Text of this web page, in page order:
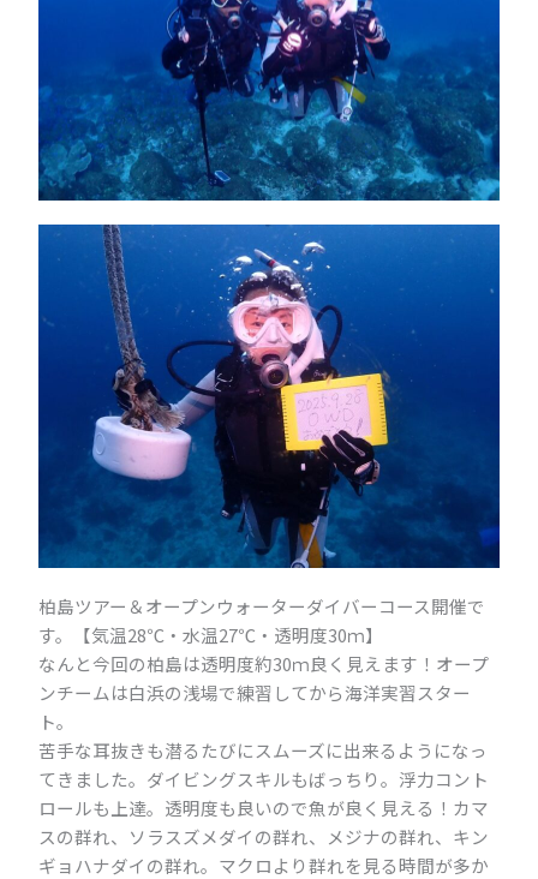
柏島ツアー＆オープンウォーターダイバーコース開催で
す。【気温28℃・水温27℃・透明度30ｍ】
なんと今回の柏島は透明度約30ｍ良く見えます！オープ
ンチームは白浜の浅場で練習してから海洋実習スター
ト。
苦手な耳抜きも潜るたびにスムーズに出来るようになっ
てきました。ダイビングスキルもばっちり。浮力コント
ロールも上達。透明度も良いので魚が良く見える！カマ
スの群れ、ソラスズメダイの群れ、メジナの群れ、キン
ギョハナダイの群れ。マクロより群れを見る時間が多か